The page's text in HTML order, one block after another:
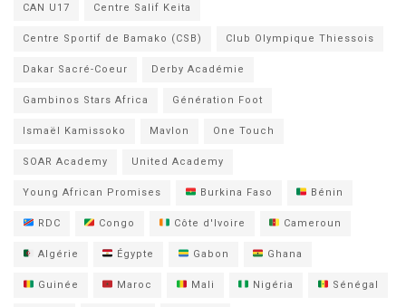
CAN U17 Centre Salif Keita
Centre Sportif de Bamako (CSB) Club Olympique Thiessois
Dakar Sacré-Coeur Derby Académie
Gambinos Stars Africa Génération Foot
Ismaël Kamissoko Mavlon One Touch
SOAR Academy United Academy
Young African Promises Burkina Faso Bénin
RDC Congo Côte d'Ivoire Cameroun
Algérie Égypte Gabon Ghana
Guinée Maroc Mali Nigéria Sénégal